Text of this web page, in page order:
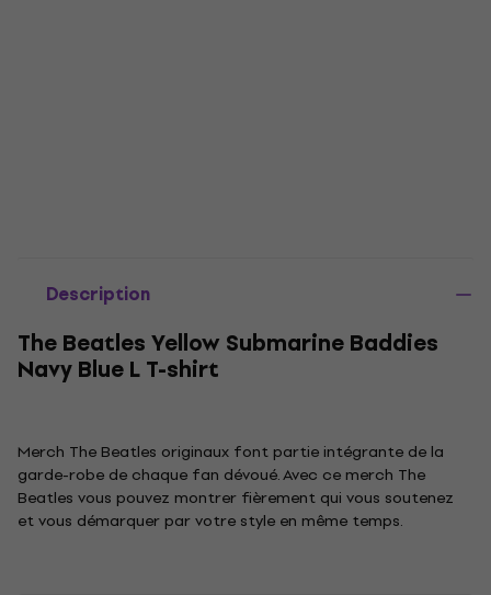
Description
The Beatles Yellow Submarine Baddies
Navy Blue L T-shirt
Merch The Beatles originaux font partie intégrante de la
garde-robe de chaque fan dévoué. Avec ce merch The
Beatles vous pouvez montrer fièrement qui vous soutenez
et vous démarquer par votre style en même temps.